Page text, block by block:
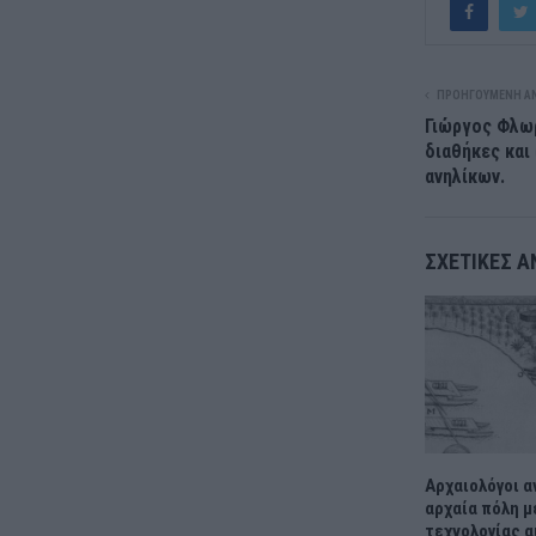
ΠΡΟΗΓΟΎΜΕΝΗ
Γιώργος
διαθήκες
ανηλίκων.
ΣΧΕΤΙΚΈΣ
Αρχαιολόγοι
αρχαία πόλη
τεχνολογίας